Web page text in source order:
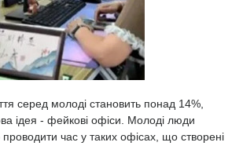
серед молоді становить понад 14%,
ідея - фейкові офіси. Молоді люди
час у таких офісах, що створені